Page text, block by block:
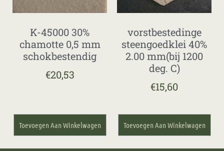
K-45000 30%
chamotte 0,5 mm
schokbestendig
€20,53
Toevoegen Aan Winkelwagen
vorstbestedinge
steengoedklei 40%
2.00 mm(bij 1200
deg. C)
€15,60
Toevoegen Aan Winkelwagen